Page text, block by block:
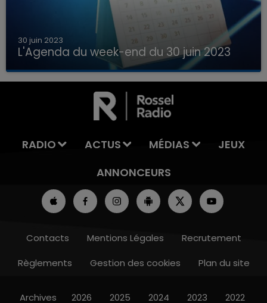
LA TEAM DE L'ÉTÉ
30 juin 2023
L'Agenda du week-end du 30 juin 2023
Que faire ce week-end dans les hauts-de-
France, la Marne et les Ardennes ?
RADIO ACTUS MÉDIAS
JEUX
ANNONCEURS
Contacts Mentions Légales
Recrutement
Règlements
Gestion des cookies Plan du site
Archives 2026 2025 2024 2023 2022